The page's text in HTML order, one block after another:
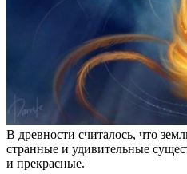
В древности считалось, что
странные и удивительные
и прекрасные.